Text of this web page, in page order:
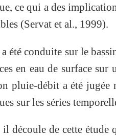
ce qui a des
(Servat et al., 1999).
été conduite sur le
en eau de surface
pluie-débit a été jugée
sur les séries
découle de cette étude